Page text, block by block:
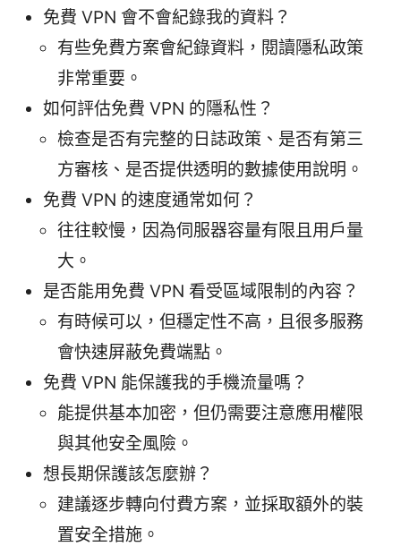
免費 VPN 會不會紀錄我的資料？
有些免費方案會紀錄資料，閱讀隱私政策
非常重要。
如何評估免費 VPN 的隱私性？
檢查是否有完整的日誌政策、是否有第三
方審核、是否提供透明的數據使用說明。
免費 VPN 的速度通常如何？
往往較慢，因為伺服器容量有限且用戶量
大。
是否能用免費 VPN 看受區域限制的內容？
有時候可以，但穩定性不高，且很多服務
會快速屏蔽免費端點。
免費 VPN 能保護我的手機流量嗎？
能提供基本加密，但仍需要注意應用權限
與其他安全風險。
想長期保護該怎麼辦？
建議逐步轉向付費方案，並採取額外的裝
置安全措施。